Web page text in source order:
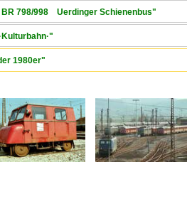
BR 798/998 Uerdinger Schienenbus"
1980er"